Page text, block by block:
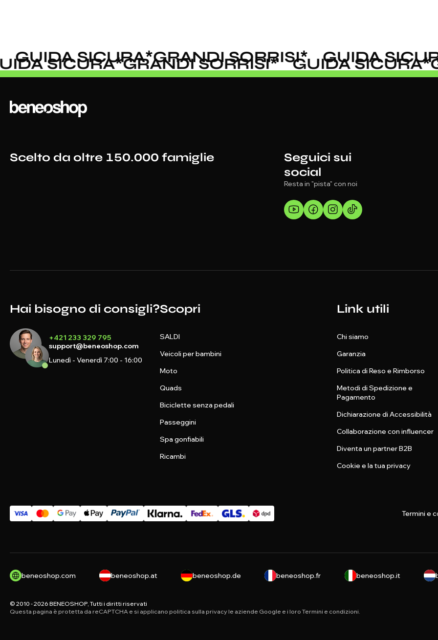
GUIDA SICURA*GRANDI SORRISI* GUIDA
SICURA*GRANDI SORRISI* GUIDA SICURA
Scelto da oltre 150.000 famiglie
Seguici sui
social
Resta in "pista" con noi
Hai bisogno di consigli?
+421 233 329 795
support@beneoshop.com
Lunedì - Venerdì 7:00 - 16:00
Scopri
SALDI
Veicoli per bambini
Moto
Quads
Biciclette senza pedali
Passeggini
Spa gonfiabili
Ricambi
Link utili
Chi siamo
Garanzia
Politica di Reso e Rimborso
Metodi di Spedizione e
Pagamento
Dichiarazione di Accessibilità
Collaborazione con influencer
Diventa un partner B2B
Cookie e la tua privacy
Termini e
beneoshop.com beneoshop.at beneoshop.de beneoshop.fr beneoshop.it
© 2010 - 2026 BENEOSHOP, Tutti i diritti riservati
Questa pagina è protetta da reCAPTCHA e si applicano politica sulla privacyle aziende Google e i loro Termini e condizioni.